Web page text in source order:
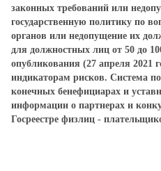
законных требований или
государственную политику по
органов или недопущение их
для должностных лиц от 50 до
опубликования (27 апреля 2021
индикаторам рисков. Система
конечных бенефициарах и
информации о партнерах и
Госреестре физлиц -